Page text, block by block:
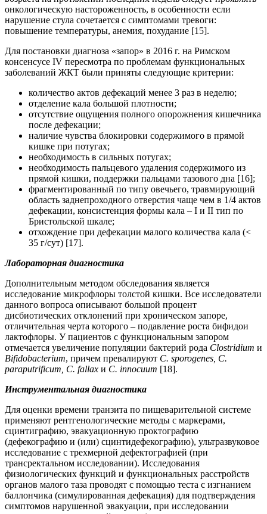
онкологическую настороженность, в особенности если
нарушение стула сочетается с симптомами тревоги:
повышение температуры, анемия, похудание [15].
Для постановки диагноза «запор» в 2016 г. на Римском
консенсусе IV пересмотра по проблемам функциональных
заболеваний ЖКТ были приняты следующие критерии:
количество актов дефекаций менее 3 раз в неделю;
отделение кала большой плотности;
отсутствие ощущения полного опорожнения кишечника
после дефекации;
наличие чувства блокировки содержимого в прямой
кишке при потугах;
необходимость в сильных потугах;
необходимость пальцевого удаления содержимого из
прямой кишки, поддержки пальцами тазового дна [16];
фрагментированный по типу овечьего, травмирующий
область заднепроходного отверстия чаще чем в 1/4 актов
дефекации, консистенция формы кала – I и II тип по
Бристольской шкале;
отхождение при дефекации малого количества кала (<
35 г/сут) [17].
Лабораторная диагностика
Дополнительным методом обследования является
исследование микрофлоры толстой кишки. Все исследователи
данного вопроса описывают большой процент
дисбиотических отклонений при хроническом запоре,
отличительная черта которого – подавление роста бифидои
лактофлоры. У пациентов с функциональным запором
отмечается увеличение популяции бактерий рода Clostridium и
Bifidobacterium, причем превалируют C. sporogenes, C.
paraputrificum, C. fallax и C. innocuum [18].
Инструментальная диагностика
Для оценки времени транзита по пищеварительной системе
применяют рентгенологические методы с маркерами,
сцинтиграфию, эвакуационную проктографию
(дефекографию и (или) сцинтидефекографию), ультразвуковое
исследование с трехмерной дефектографией (при
трансректальном исследовании). Исследования
физиологических функций и функциональных расстройств
органов малого таза проводят с помощью теста с изгнанием
баллончика (симулированная дефекация) для подтверждения
симптомов нарушенной эвакуации, при исследовании